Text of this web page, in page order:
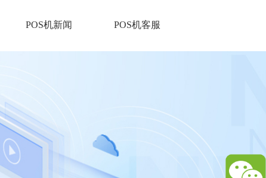
POS机新闻 POS机客服